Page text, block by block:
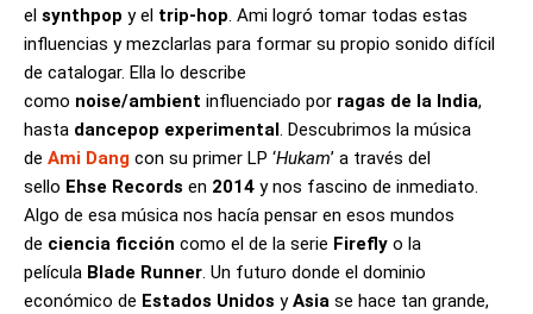
el synthpop y el trip-hop. Ami logró tomar todas estas
influencias y mezclarlas para formar su propio sonido difícil
de catalogar. Ella lo describe
como noise/ambient influenciado por ragas de la India,
hasta dancepop experimental. Descubrimos la música
de Ami Dang con su primer LP ‘Hukam’ a través del
sello Ehse Records en 2014 y nos fascino de inmediato.
Algo de esa música nos hacía pensar en esos mundos
de ciencia ficción como el de la serie Firefly o la
película Blade Runner. Un futuro donde el dominio
económico de Estados Unidos yAsia se hace tan grande,